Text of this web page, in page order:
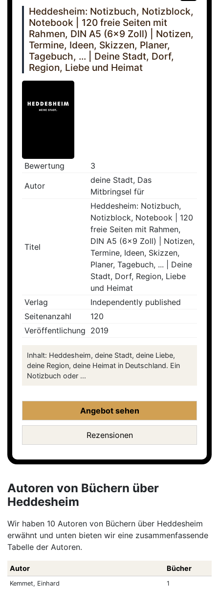
Heddesheim: Notizbuch, Notizblock,
Notebook | 120 freie Seiten mit
Rahmen, DIN A5 (6x9 Zoll) | Notizen,
Termine, Ideen, Skizzen, Planer,
Tagebuch, ... | Deine Stadt, Dorf,
Region, Liebe und Heimat
Bewertung 3
Autor
deine Stadt, Das
Mitbringsel für
Titel
Heddesheim: Notizbuch,
Notizblock, Notebook | 120
freie Seiten mit Rahmen,
DIN A5 (6x9 Zoll) | Notizen,
Termine, Ideen, Skizzen,
Planer, Tagebuch, ... | Deine
Stadt, Dorf, Region, Liebe
und Heimat
Verlag
Independently published
Seitenanzahl
120
Veröffentlichung 2019
Inhalt: Heddesheim, deine Stadt, deine Liebe,
deine Region, deine Heimat in Deutschland. Ein
Notizbuch oder ...
Angebot sehen
Rezensionen
Autoren von Büchern über
Heddesheim
Wir haben 10 Autoren von Büchern über Heddesheim
erwähnt und unten bieten wir eine zusammenfassende
Tabelle der Autoren.
Autor Bücher
Kemmet, Einhard 1